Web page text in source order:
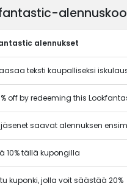
alennukset
teksti kaupalliseksi
off by redeeming this
jäsenet saavat alennuksen
10% tällä kupongilla
kuponki, jolla voit säästää 20%